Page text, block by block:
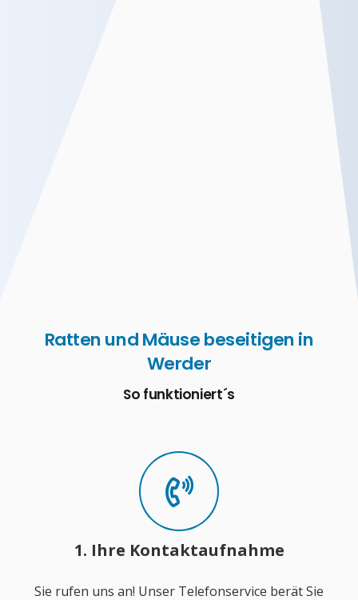
Ratten und Mäuse beseitigen in
Werder
So funktioniert´s
1. Ihre Kontaktaufnahme
Sie rufen uns an! Unser Telefonservice berät Sie